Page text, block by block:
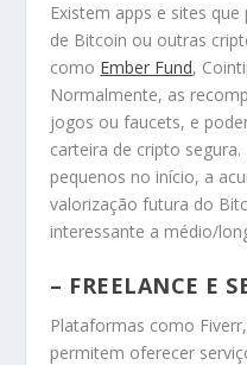
Existem apps e sites
de Bitcoin ou outras
como Ember Fund,
Normalmente, as
jogos ou faucets, e
carteira de cripto
pequenos no início, a
valorização futura do
interessante a médio/
– FREELANCE E
Plataformas como
permitem oferecer